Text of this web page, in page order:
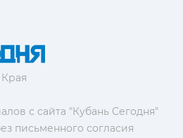
с сайта "Кубань Сегодня"
письменного согласия